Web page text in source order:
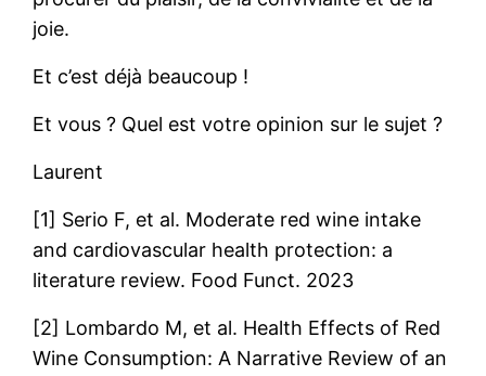
joie.
Et c’est déjà beaucoup !
Et vous ? Quel est votre opinion sur le sujet ?
Laurent
[1] Serio F, et al. Moderate red wine intake
and cardiovascular health protection: a
literature review. Food Funct. 2023
[2] Lombardo M, et al. Health Effects of Red
Wine Consumption: A Narrative Review of an